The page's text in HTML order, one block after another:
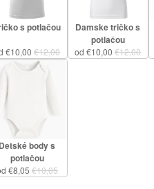
s potlačou
€10,00€12,00
Damske tričko s
potlačou
od €10,00€12,00
Detské body s
potlačou
€8,05 €10,05